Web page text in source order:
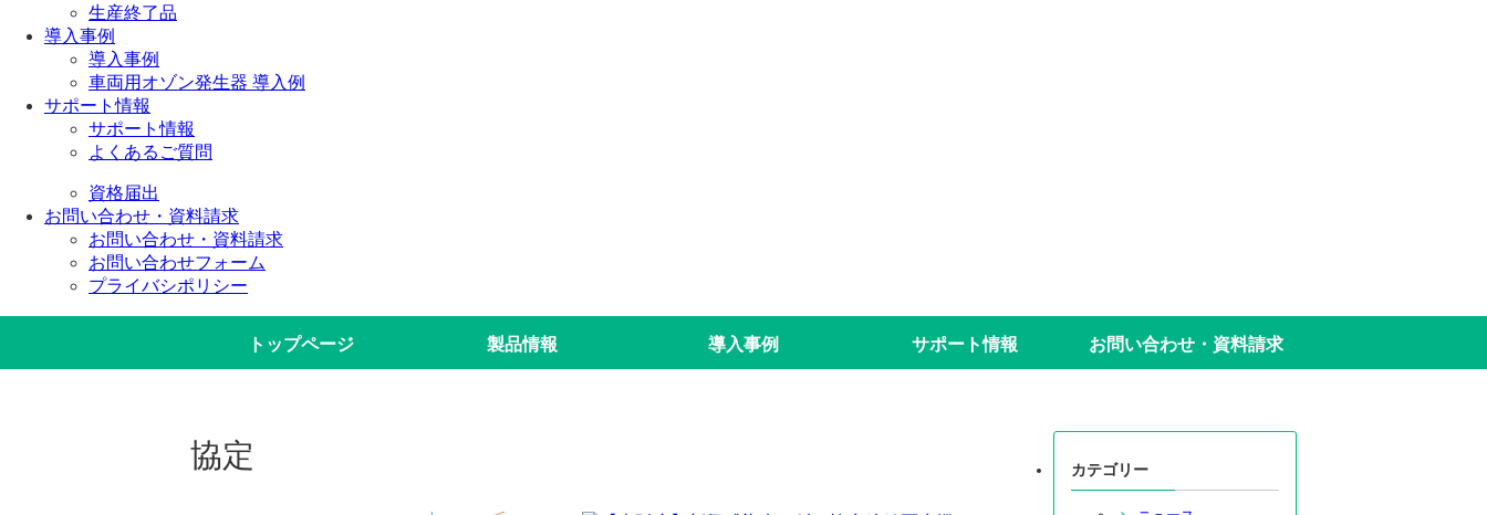
生産終了品
導入事例
導入事例
車両用オゾン発生器 導入例
サポート情報
サポート情報
よくあるご質問
資格届出
お問い合わせ・資料請求
お問い合わせ・資料請求
お問い合わせフォーム
プライバシポリシー
トップページ 製品情報 導入事例 サポート情報 お問い合わせ・資料請求
協定 カテゴリー